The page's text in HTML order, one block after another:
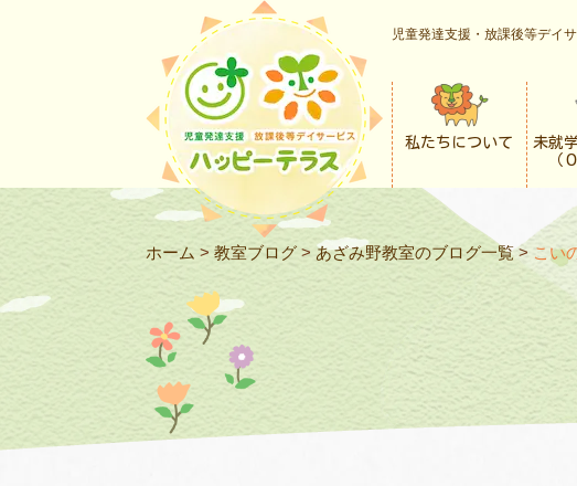
児童発達支援・放課後等デイ
私たちについて
未就
（
ホーム > 教室ブログ > あざみ野教室のブログ一覧> こい